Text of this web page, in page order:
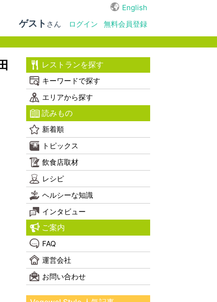
English
ゲスト さん ログイン 無料会員登録
レストランを探す
キーワードで探す
エリアから探す
読みもの
新着順
トピックス
飲食店取材
レシピ
ヘルシーな知識
インタビュー
ご案内
FAQ
運営会社
お問い合わせ